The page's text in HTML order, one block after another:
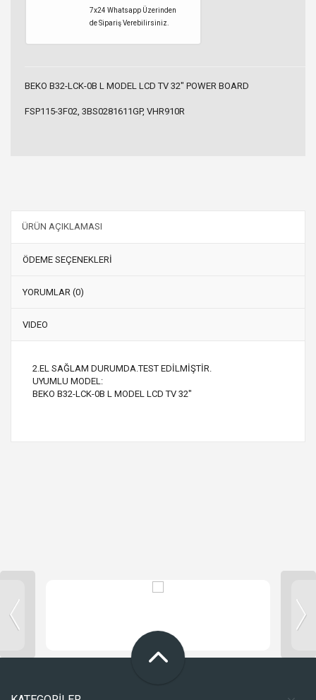
7x24 Whatsapp Üzerinden
de Sipariş Verebilirsiniz.
BEKO B32-LCK-0B L MODEL LCD TV 32" POWER BOARD
FSP115-3F02, 3BS0281611GP, VHR910R
ÜRÜN AÇIKLAMASI
ÖDEME SEÇENEKLERİ
YORUMLAR (0)
VIDEO
2.EL SAĞLAM DURUMDA.TEST EDİLMİŞTİR.
UYUMLU MODEL:
BEKO B32-LCK-0B L MODEL LCD TV 32"